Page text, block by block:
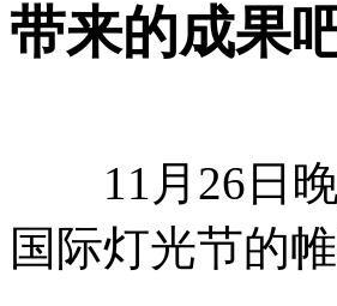
带来的成果
11月26日晚
国际灯光节的帷